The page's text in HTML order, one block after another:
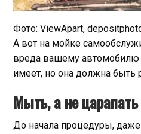
Фото: ViewApart,
А вот на мойке
вреда вашему автомобилю
имеет, но она должна быть
Мыть, а не царапать
До начала процедуры,